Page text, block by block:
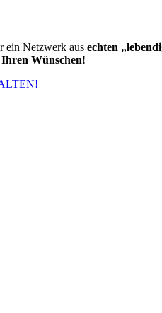
ein Netzwerk aus echten
Wünschen!